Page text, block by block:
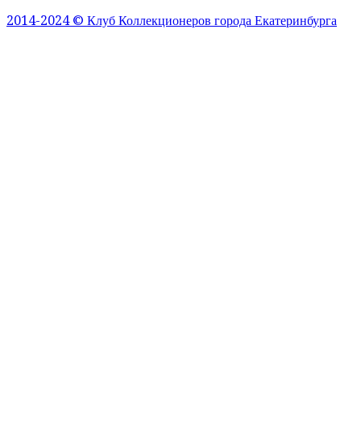
2014-2024 © Клуб Коллекционеров города Екатеринбурга